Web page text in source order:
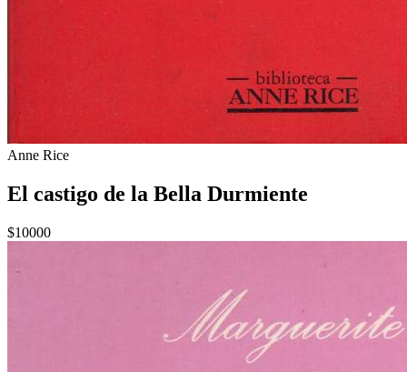
Anne Rice
El castigo de la Bella Durmiente
$10000